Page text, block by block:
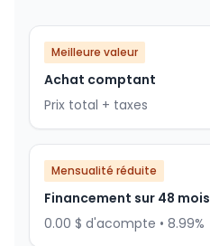
Meilleure valeur
Achat comptant
Prix total + taxes
Mensualité réduite
Financement sur 48 mois
0.00 $ d'acompte • 8.99%